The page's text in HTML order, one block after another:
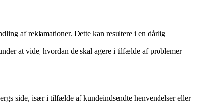
af reklamationer. Dette kan resultere i en dårlig
at vide, hvordan de skal agere i tilfælde af problemer
side, især i tilfælde af kundeindsendte henvendelser eller